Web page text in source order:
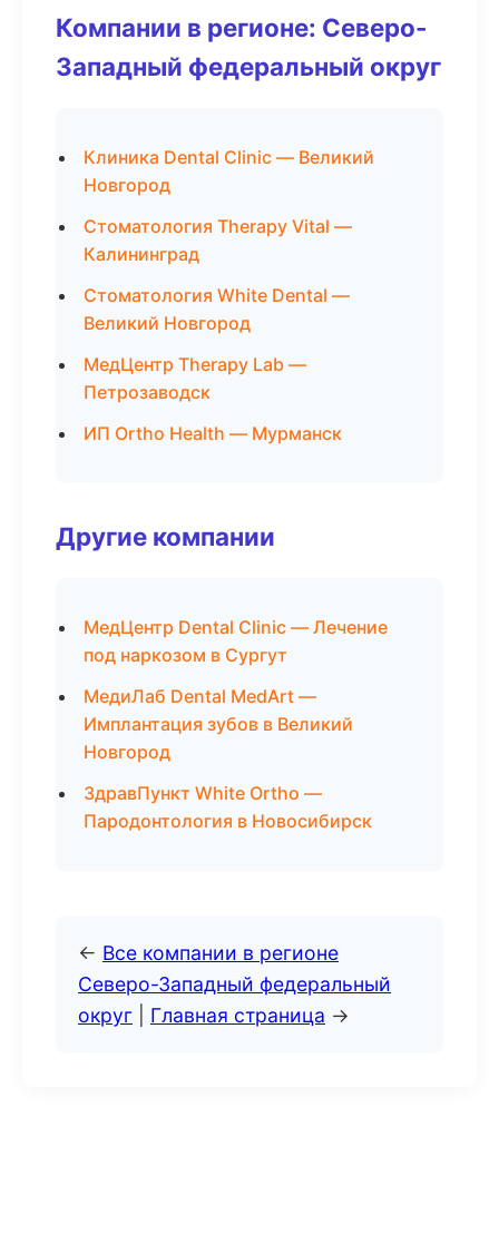
Компании в регионе: Северо-
Западный федеральный округ
Клиника Dental Clinic — Великий
Новгород
Стоматология Therapy Vital —
Калининград
Стоматология White Dental —
Великий Новгород
МедЦентр Therapy Lab —
Петрозаводск
ИП Ortho Health — Мурманск
Другие компании
МедЦентр Dental Clinic — Лечение
под наркозом в Сургут
МедиЛаб Dental MedArt —
Имплантация зубов в Великий
Новгород
ЗдравПункт White Ortho —
Пародонтология в Новосибирск
← Все компании в регионе
Северо-Западный федеральный
округ
Главная страница →